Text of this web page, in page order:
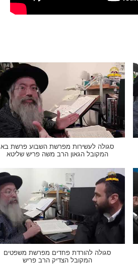
סגולה לעשירות מפרשת השבוע פרשת בא
המקובל הגאון הרב משה פריש שליטא
סגולה להורדת פחדים מפרשת משפטים
המקובל הצדיק הרב פריש